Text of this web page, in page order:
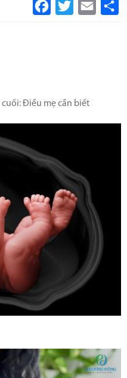
Facebook
Twitter Email
Điều mẹ cần biết